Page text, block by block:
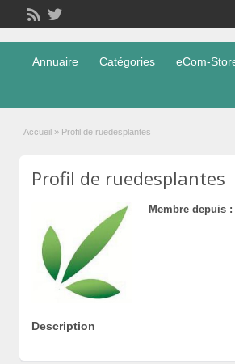
Annuaire Catégories eCom-
Accueil » Profil de ruedesplantes
Profil de ruedesplantes
Membre depuis :
Description